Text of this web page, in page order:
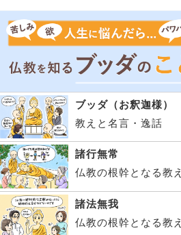
ブッダ（お釈迦様）
教えと名言・逸話
諸行無常
仏教の根幹となる教え
諸法無我
仏教の根幹となる教え